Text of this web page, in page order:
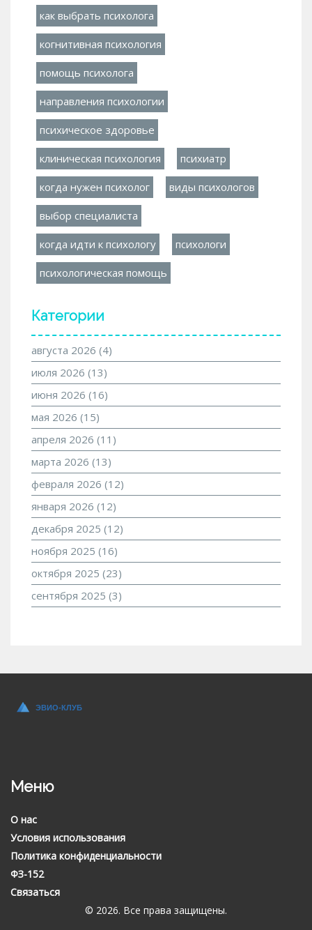
как выбрать психолога
когнитивная психология
помощь психолога
направления психологии
психическое здоровье
клиническая психология психиатр
когда нужен психолог виды психологов
выбор специалиста
когда идти к психологу психологи
психологическая помощь
Категории
августа 2026 (4)
июля 2026 (13)
июня 2026 (16)
мая 2026 (15)
апреля 2026 (11)
марта 2026 (13)
февраля 2026 (12)
января 2026 (12)
декабря 2025 (12)
ноября 2025 (16)
октября 2025 (23)
сентября 2025 (3)
Меню
О нас
Условия использования
Политика конфиденциальности
ФЗ-152
Связаться
© 2026. Все права защищены.